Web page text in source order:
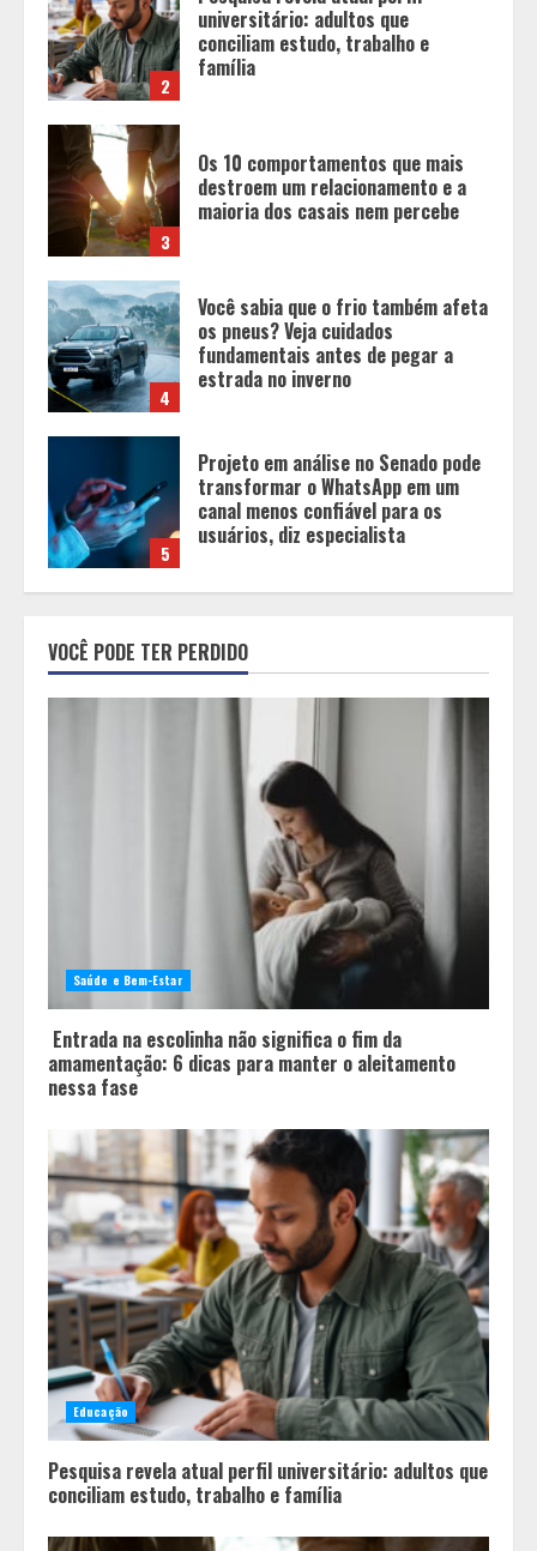
3
Os 10 comportamentos que mais
destroem um relacionamento e a
maioria dos casais nem percebe
4
Você sabia que o frio também afeta
os pneus? Veja cuidados
fundamentais antes de pegar a
estrada no inverno
5
Projeto em análise no Senado pode
transformar o WhatsApp em um
canal menos confiável para os
usuários, diz especialista
1
Entrada na escolinha não significa
o fim da amamentação: 6 dicas
para manter o aleitamento nessa
fase
universitário: adultos que
conciliam estudo, trabalho e
família
Os 10 comportamentos que mais
destroem um relacionamento e a
maioria dos casais nem percebe
Você sabia que o frio também afeta
os pneus? Veja cuidados
fundamentais antes de pegar a
estrada no inverno
VOCÊ PODE TER PERDIDO
Saúde e Bem-Estar
Entrada na escolinha não significa o fim da
amamentação: 6 dicas para manter o aleitamento
nessa fase
Educação
Pesquisa revela atual perfil universitário: adultos que
conciliam estudo, trabalho e família